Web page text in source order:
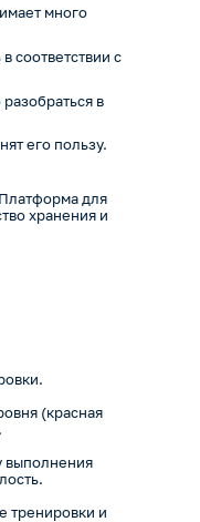
много
соответствии с
в
его пользу.
для
хранения и
(красная
выполнения
тренировки и